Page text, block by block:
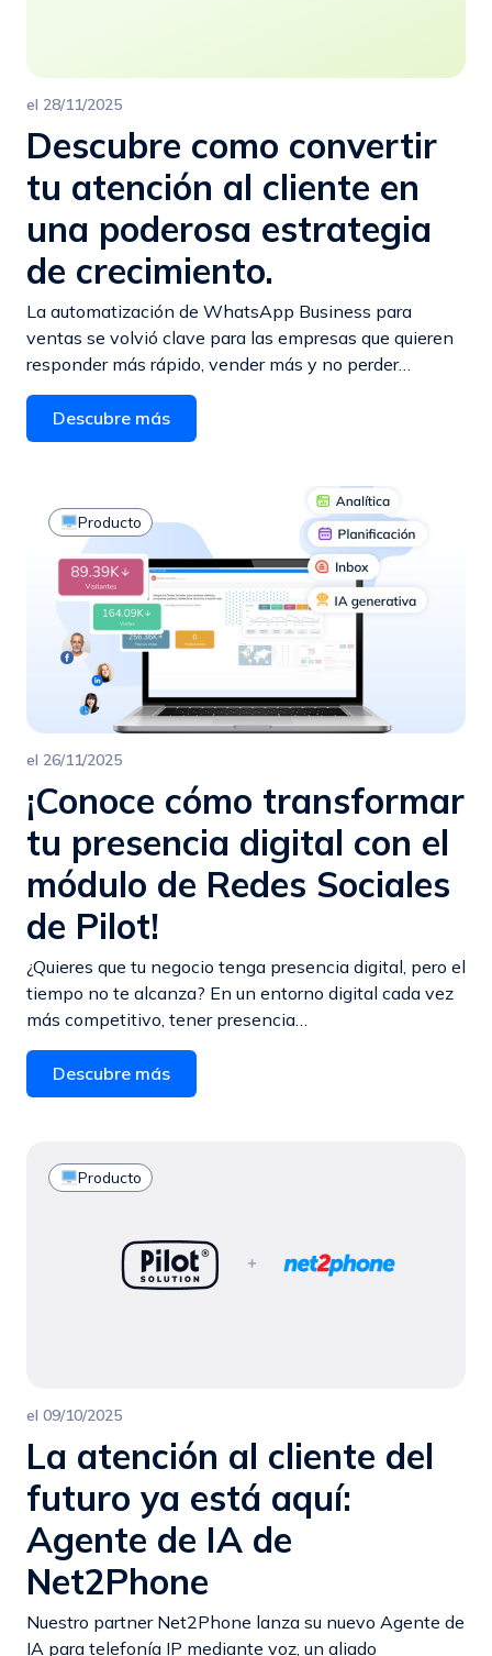
el 28/11/2025
Descubre como convertir
tu atención al cliente en
una poderosa estrategia
de crecimiento.
La automatización de WhatsApp Business para
ventas se volvió clave para las empresas que quieren
responder más rápido, vender más y no perder…
Descubre más
Producto
el 26/11/2025
¡Conoce cómo transformar
tu presencia digital con el
módulo de Redes Sociales
de Pilot!
¿Quieres que tu negocio tenga presencia digital, pero el
tiempo no te alcanza? En un entorno digital cada vez
más competitivo, tener presencia…
Descubre más
Producto
el 09/10/2025
La atención al cliente del
futuro ya está aquí:
Agente de IA de
Net2Phone
Nuestro partner Net2Phone lanza su nuevo Agente de
IA para telefonía IP mediante voz, un aliado